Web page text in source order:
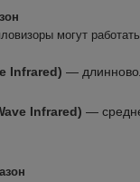
могут
Infrared) —
Infrared) —